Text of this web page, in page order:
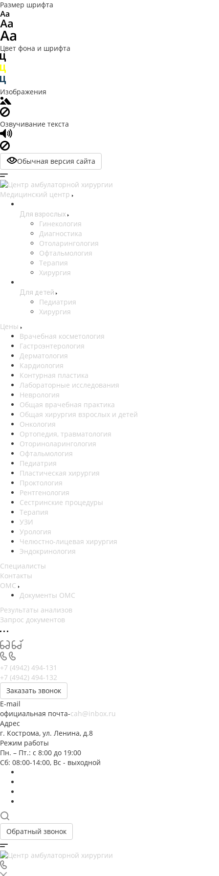
Размер шрифта
Цвет фона и шрифта
Изображения
Озвучивание текста
Обычная версия сайта
Медицинский центр
Для взрослых
Гинекология
Диагностика
Отоларингология
Офтальмология
Терапия
Хирургия
Для детей
Педиатрия
Хирургия
Цены
Врачебная косметология
Гастроэнтерология
Дерматология
Кардиология
Контурная пластика
Лабораторные исследования
Неврология
Общая врачебная практика
Общая хирургия взрослых и детей
Онкология
Ортопедия, травматология
Оториноларингология
Офтальмология
Педиатрия
Пластическая хирургия
Проктология
Рентгенология
Сестринские процедуры
Терапия
УЗИ
Урология
Челюстно-лицевая хирургия
Эндокринология
Специалисты
Контакты
ОМС
Документы ОМС
Результаты анализов
Запрос документов
+7 (4942) 494-131
+7 (4942) 494-132
Заказать звонок
E-mail
официальная почта-cah@inbox.ru
Адрес
г. Кострома, ул. Ленина, д.8
Режим работы
Пн. – Пт.: с 8:00 до 19:00
Сб: 08:00-14:00, Вс - выходной
Обратный звонок